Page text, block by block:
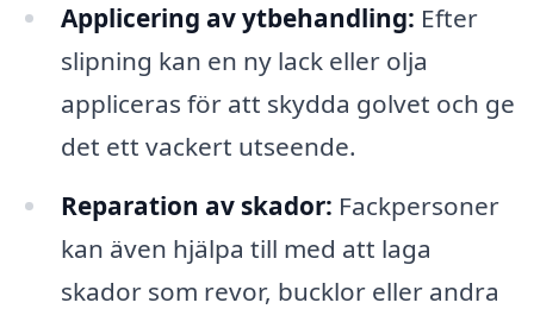
Applicering av ytbehandling: Efter
slipning kan en ny lack eller olja
appliceras för att skydda golvet och ge
det ett vackert utseende.
Reparation av skador: Fackpersoner
kan även hjälpa till med att laga
skador som revor, bucklor eller andra